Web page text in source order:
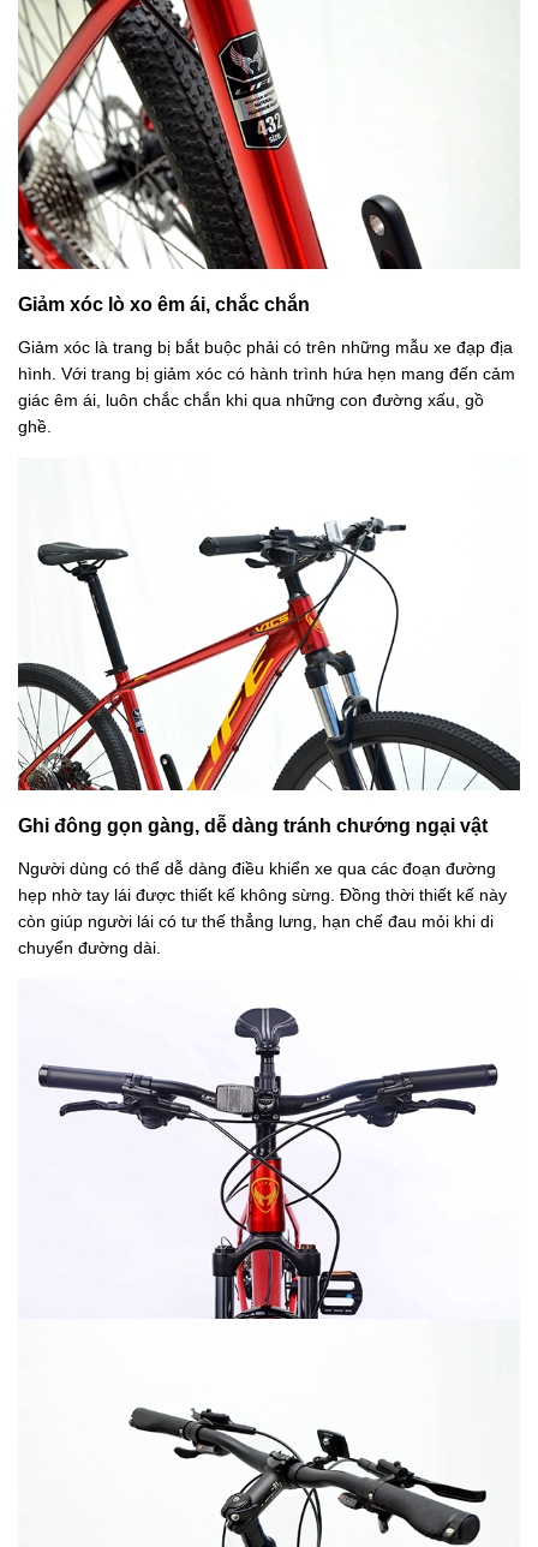
Giảm xóc lò xo êm ái, chắc chắn
Giảm xóc là trang bị bắt buộc phải có trên những mẫu xe đạp địa
hình. Với trang bị giảm xóc có hành trình hứa hẹn mang đến cảm
giác êm ái, luôn chắc chắn khi qua những con đường xấu, gồ
ghề.
Ghi đông gọn gàng, dễ dàng tránh chướng ngại vật
Người dùng có thể dễ dàng điều khiển xe qua các đoạn đường
hẹp nhờ tay lái được thiết kế không sừng. Đồng thời thiết kế này
còn giúp người lái có tư thế thẳng lưng, hạn chế đau mỏi khi di
chuyển đường dài.